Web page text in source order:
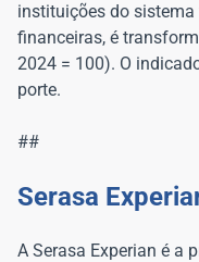
instituições do
financeiras, é
2024 = 100). O
porte.
##
Serasa
A Serasa Experian é a